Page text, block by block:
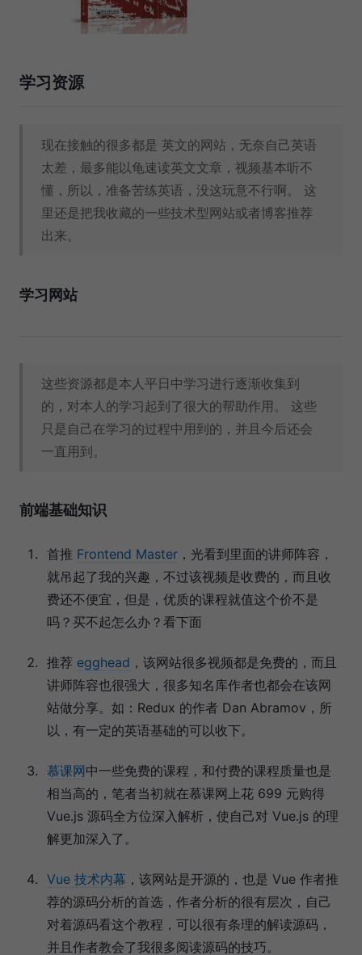
学习资源
现在接触的很多都是 英文的网站，无奈自己英语
太差，最多能以龟速读英文文章，视频基本听不
懂，所以，准备苦练英语，没这玩意不行啊。 这
里还是把我收藏的一些技术型网站或者博客推荐
出来。
学习网站
这些资源都是本人平日中学习进行逐渐收集到
的，对本人的学习起到了很大的帮助作用。 这些
只是自己在学习的过程中用到的，并且今后还会
一直用到。
前端基础知识
首推 Frontend Master ，光看到里面的讲师阵容，
就吊起了我的兴趣，不过该视频是收费的，而且收
费还不便宜，但是，优质的课程就值这个价不是
吗？买不起怎么办？看下面
推荐 egghead ，该网站很多视频都是免费的，而且
讲师阵容也很强大，很多知名库作者也都会在该网
站做分享。如：Redux 的作者 Dan Abramov，所
以，有一定的英语基础的可以收下。
慕课网中一些免费的课程，和付费的课程质量也是
相当高的，笔者当初就在慕课网上花 699 元购得
Vue.js 源码全方位深入解析，使自己对 Vue.js 的理
解更加深入了。
Vue 技术内幕 ，该网站是开源的，也是 Vue 作者推
荐的源码分析的首选，作者分析的很有层次，自己
对着源码看这个教程，可以很有条理的解读源码，
并且作者教会了我很多阅读源码的技巧。